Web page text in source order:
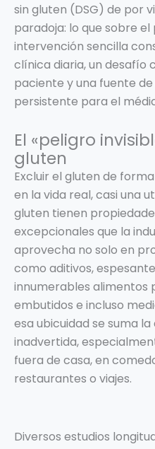
sin gluten (DSG) de por
paradoja: lo que sobre
intervención sencilla
clínica diaria, un desafío
paciente y una fuente
persistente para el
El «peligro
gluten
Excluir el gluten de
en la vida real, casi una
gluten tienen
excepcionales que la
aprovecha no solo en
como aditivos,
innumerables alimentos
embutidos e incluso
esa ubicuidad se suma
inadvertida,
fuera de casa, en
restaurantes o viajes.
Diversos estudios